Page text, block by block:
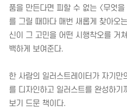
품을 만든다면 피할 수 없는 〈무엇
를 그릴 때마다 매번 새롭게 찾아오
신이 그 고민을 어떤 시행착오를 거
백하게 보여준다.
한 사람의 일러스트레이터가 자기만
를 디자인하고 일러스트를 완성하기
보기 드문 책이다.